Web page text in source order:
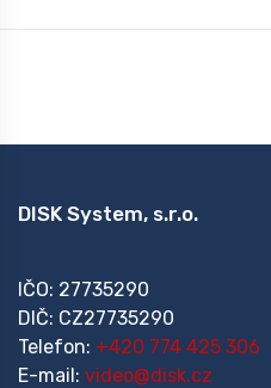
DISK System, s.r.o.
IČO: 27735290
DIČ: CZ27735290
Telefon: +420 774 425 306
E-mail: video@disk.cz